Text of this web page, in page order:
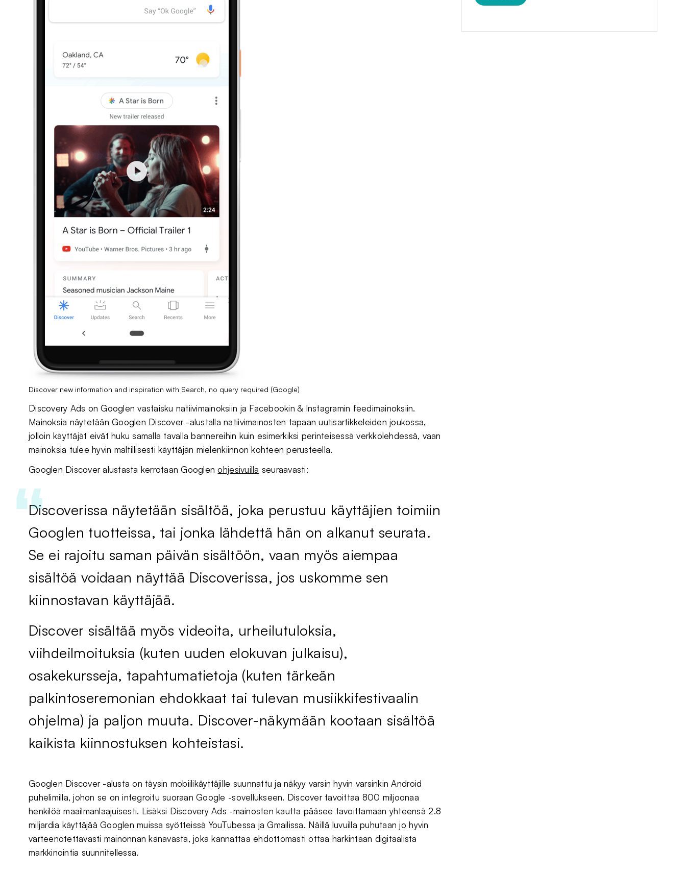
Discover new information and inspiration with Search, no query required (Google)
Discovery Ads on Googlen vastaisku natiivimainoksiin ja Facebookin & Instagramin feedimainoksiin.
Mainoksia näytetään Googlen Discover -alustalla natiivimainosten tapaan uutisartikkeleiden joukossa,
jolloin käyttäjät eivät huku samalla tavalla bannereihin kuin esimerkiksi perinteisessä verkkolehdessä, vaan
mainoksia tulee hyvin maltillisesti käyttäjän mielenkiinnon kohteen perusteella.
Googlen Discover alustasta kerrotaan Googlenohjesivuilla seuraavasti:
Discoverissa näytetään sisältöä, joka perustuu käyttäjien toimiin
Googlen tuotteissa, tai jonka lähdettä hän on alkanut seurata.
Se ei rajoitu saman päivän sisältöön, vaan myös aiempaa
sisältöä voidaan näyttää Discoverissa, jos uskomme sen
kiinnostavan käyttäjää.
Discover sisältää myös videoita, urheilutuloksia,
viihdeilmoituksia (kuten uuden elokuvan julkaisu),
osakekursseja, tapahtumatietoja (kuten tärkeän
palkintoseremonian ehdokkaat tai tulevan musiikkifestivaalin
ohjelma) ja paljon muuta. Discover-näkymään kootaan sisältöä
kaikista kiinnostuksen kohteistasi.
Googlen Discover -alusta on täysin mobiilikäyttäjille suunnattu ja näkyy varsin hyvin varsinkin Android
puhelimilla, johon se on integroitu suoraan Google -sovellukseen. Discover tavoittaa 800 miljoonaa
henkilöä maailmanlaajuisesti. Lisäksi Discovery Ads -mainosten kautta pääsee tavoittamaan yhteensä 2.8
miljardia käyttäjää Googlen muissa syötteissä YouTubessa ja Gmailissa. Näillä luvuilla puhutaan jo hyvin
varteenotettavasti mainonnan kanavasta, joka kannattaa ehdottomasti ottaa harkintaan digitaalista
markkinointia suunnitellessa.